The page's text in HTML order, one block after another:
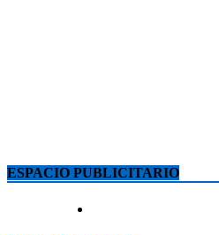
ESPACIO PUBLICITARIO